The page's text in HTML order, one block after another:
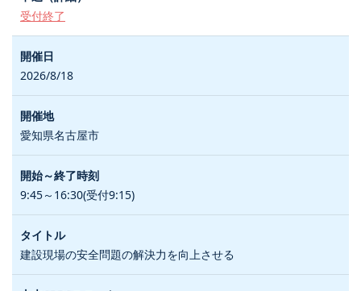
受付終了
2026/8/18
愛知県名古屋市
9:45～16:30(受付9:15)
建設現場の安全問題の解決力を向上させる